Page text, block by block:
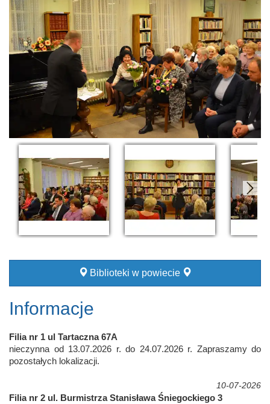
Biblioteki w powiecie
Informacje
Filia nr 1 ul Tartaczna 67A
nieczynna od 13.07.2026 r. do 24.07.2026 r. Zapraszamy do
pozostałych lokalizacji.
10-07-2026
Filia nr 2 ul. Burmistrza Stanisława Śniegockiego 3